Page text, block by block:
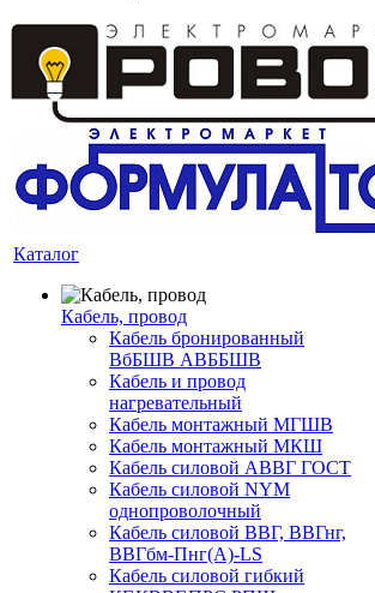
Каталог
Кабель, провод
Кабель бронированный
ВбБШВ АВББШВ
Кабель и провод
нагревательный
Кабель монтажный МГШВ
Кабель монтажный МКШ
Кабель силовой АВВГ ГОСТ
Кабель силовой NYM
однопроволочный
Кабель силовой ВВГ, ВВГнг,
ВВГбм-Пнг(А)-LS
Кабель силовой гибкий